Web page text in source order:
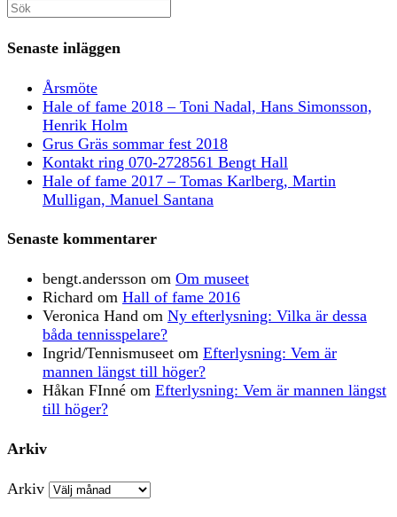
Senaste inläggen
Årsmöte
Hale of fame 2018 – Toni Nadal, Hans Simonsson,
Henrik Holm
Grus Gräs sommar fest 2018
Kontakt ring 070-2728561 Bengt Hall
Hale of fame 2017 – Tomas Karlberg, Martin
Mulligan, Manuel Santana
Senaste kommentarer
bengt.andersson om Om museet
Richard om Hall of fame 2016
Veronica Hand om Ny efterlysning: Vilka är dessa
båda tennisspelare?
Ingrid/Tennismuseet om Efterlysning: Vem är
mannen längst till höger?
Håkan FInné om Efterlysning: Vem är mannen längst
till höger?
Arkiv
Arkiv